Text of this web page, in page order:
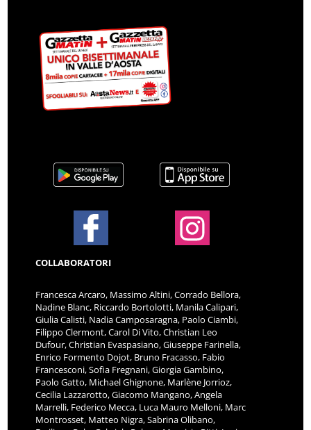
COLLABORATORI
Francesca Arcaro, Massimo Altini, Corrado Bellora,
Nadine Blanc, Riccardo Bortolotti, Manila Calipari,
Giulia Calisti, Nadia Camposaragna, Paolo Ciambi,
Filippo Clermont, Carol Di Vito, Christian Leo
Dufour, Christian Evaspasiano, Giuseppe Farinella,
Enrico Formento Dojot, Bruno Fracasso, Fabio
Francesconi, Sofia Fregnani, Giorgia Gambino,
Paolo Gatto, Michael Ghignone, Marlène Jorrioz,
Cecilia Lazzarotto, Giacomo Mangano, Angela
Marrelli, Federico Mecca, Luca Mauro Melloni, Marc
Montrosset, Matteo Nigra, Sabrina Olibano,